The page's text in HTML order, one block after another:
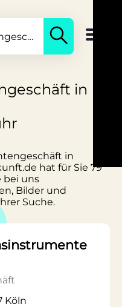
in
in
hat für Sie 79
bei uns
Bilder und
Suche.
Köln